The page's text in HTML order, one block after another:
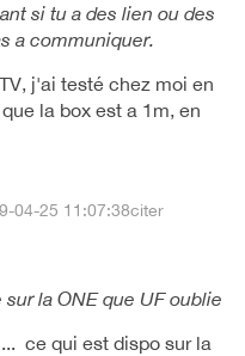
si tu a des lien ou des
a communiquer.
j'ai testé chez moi en
la box est a 1m, en
04-25 11:07:38citer
la ONE que UF oublie
ce qui est dispo sur la